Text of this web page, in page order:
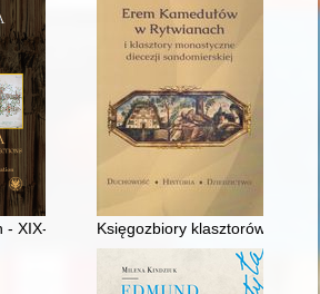
- XIX-wieczny lekarz, antropolog,
Księgozbiory klasztorów